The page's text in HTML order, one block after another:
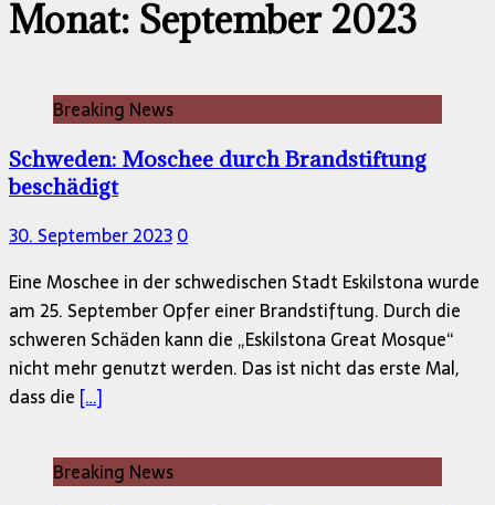
Monat: September 2023
Breaking News
Schweden: Moschee durch Brandstiftung
beschädigt
30. September 20230
Eine Moschee in der schwedischen Stadt Eskilstona wurde
am 25. September Opfer einer Brandstiftung. Durch die
schweren Schäden kann die „Eskilstona Great Mosque“
nicht mehr genutzt werden. Das ist nicht das erste Mal,
dass die […]
Breaking News